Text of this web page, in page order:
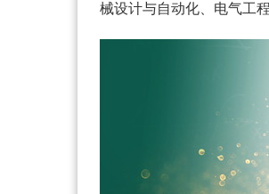
械设计与自动化、电气工